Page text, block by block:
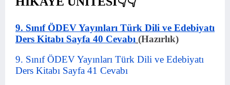
9. Sınıf ÖDEV Yayınları Türk Dili ve Edebiyatı
Ders Kitabı Sayfa 40 Cevabı (Hazırlık)
9. Sınıf ÖDEV Yayınları Türk Dili ve Edebiyatı
Ders Kitabı Sayfa 41 Cevabı